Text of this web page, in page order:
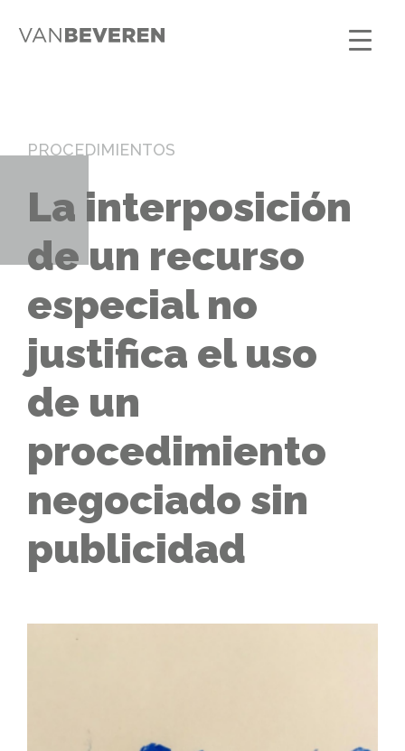
PROCEDIMIENTOS
La interposición
de un recurso
especial no
justifica el uso
de un
procedimiento
negociado sin
publicidad